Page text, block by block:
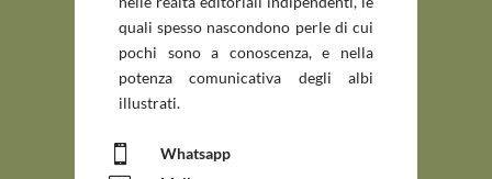
quali spesso nascondono perle di cui
pochi sono a conoscenza, e nella
potenza comunicativa degli albi
illustrati.
 Whatsapp